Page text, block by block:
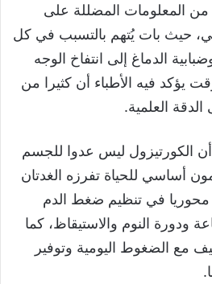
المعلومات المضللة على
حيث بات يُتهم بالتسبب في كل
الدماغ إلى انتفاخ الوجه
يؤكد فيه الأطباء أن كثيرا من
العلمية.
الكورتيزول ليس عدوا للجسم
أساسي للحياة تفرزه الغدتان
محوريا في تنظيم ضغط الدم
ودورة النوم والاستيقاظ، كما
مع الضغوط اليومية وتوفير